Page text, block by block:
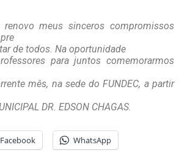
meus sinceros compromissos
de todos. Na oportunidade
para juntos comemorarmos
mês, na sede do FUNDEC, a partir
DR. EDSON CHAGAS.
Facebook WhatsApp